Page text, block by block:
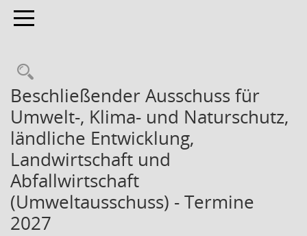
Toggle navigation
Beschließender Ausschuss für
Umwelt-, Klima- und Naturschutz,
ländliche Entwicklung,
Landwirtschaft und
Abfallwirtschaft
(Umweltausschuss) - Termine
2027